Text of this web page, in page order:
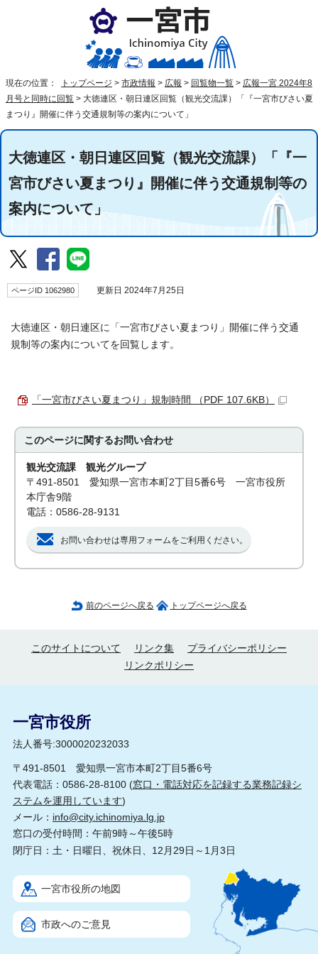
現在の位置： トップページ > 市政情報 > 広報 > 回覧物一覧 > 広報一宮 2024年8
月号と同時に回覧 > 大徳連区・朝日連区回覧（観光交流課）「『一宮市びさい夏
まつり』開催に伴う交通規制等の案内について」
大徳連区・朝日連区回覧（観光交流課）「『一
宮市びさい夏まつり』開催に伴う交通規制等の
案内について」
ページID 1062980 更新日 2024年7月25日
大徳連区・朝日連区に「一宮市びさい夏まつり」開催に伴う交通
規制等の案内についてを回覧します。
「一宮市びさい夏まつり」規制時間 （PDF 107.6KB）
このページに関するお問い合わせ
観光交流課 観光グループ
〒491-8501 愛知県一宮市本町2丁目5番6号 一宮市役所
本庁舎9階
電話：0586-28-9131
お問い合わせは専用フォームをご利用ください。
前のページへ戻る トップページへ戻る
このサイトについて リンク集
プライバシーポリシー
リンクポリシー
一宮市役所
法人番号:3000020232033
〒491-8501 愛知県一宮市本町2丁目5番6号
代表電話：0586-28-8100 (窓口・電話対応を記録する業務記録シ
ステムを運用しています)
メール： info@city.ichinomiya.lg.jp
窓口の受付時間：午前9時～午後5時
閉庁日：土・日曜日、祝休日、12月29日～1月3日
一宮市役所の地図
市政へのご意見